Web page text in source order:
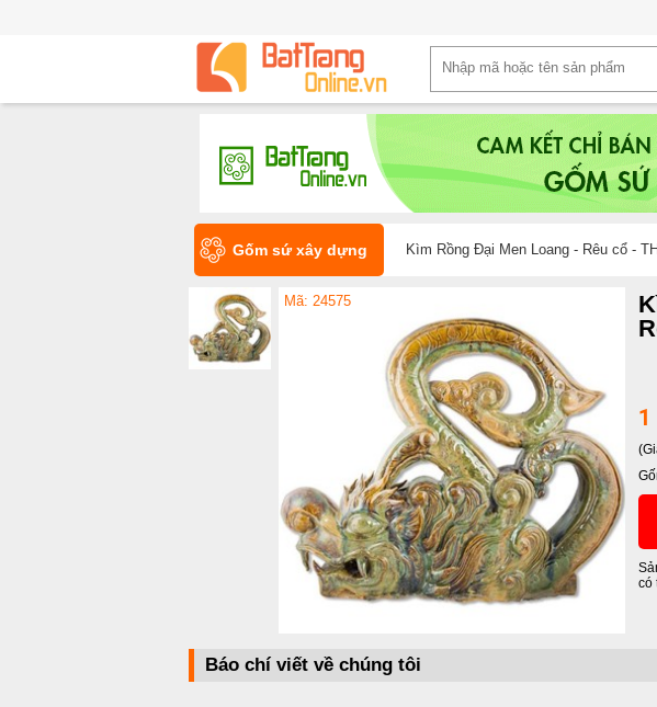
Gốm sứ xây dựng Kìm Rồng Đại Men Loang - Rêu cổ -
Mã: 24575
1
có
Báo chí viết về chúng tôi